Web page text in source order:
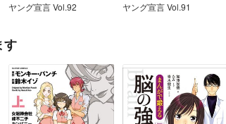
ヤング宣言 Vol.92 ヤング宣言 Vol.91
す